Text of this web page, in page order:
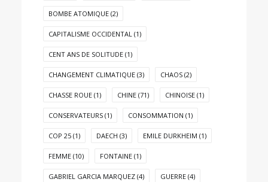
BOMBE ATOMIQUE (2)
CAPITALISME OCCIDENTAL (1)
CENT ANS DE SOLITUDE (1)
CHANGEMENT CLIMATIQUE (3) CHAOS (2)
CHASSE ROUE (1) CHINE (71) CHINOISE (1)
CONSERVATEURS (1) CONSOMMATION (1)
COP 25 (1) DAECH (3) EMILE DURKHEIM (1)
FEMME (10) FONTAINE (1)
GABRIEL GARCIA MARQUEZ (4) GUERRE (4)